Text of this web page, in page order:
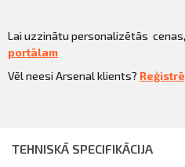
Lai uzzinātu personalizētās cenas,
portālam
Vēl neesi Arsenal klients?
TEHNISKĀ SPECIFIKĀCIJA